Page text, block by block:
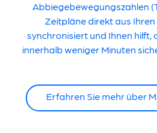
Abbiegebewegungszahlen
Zeitpläne direkt aus
synchronisiert und Ihnen
innerhalb weniger Minuten
Erfahren Sie mehr über